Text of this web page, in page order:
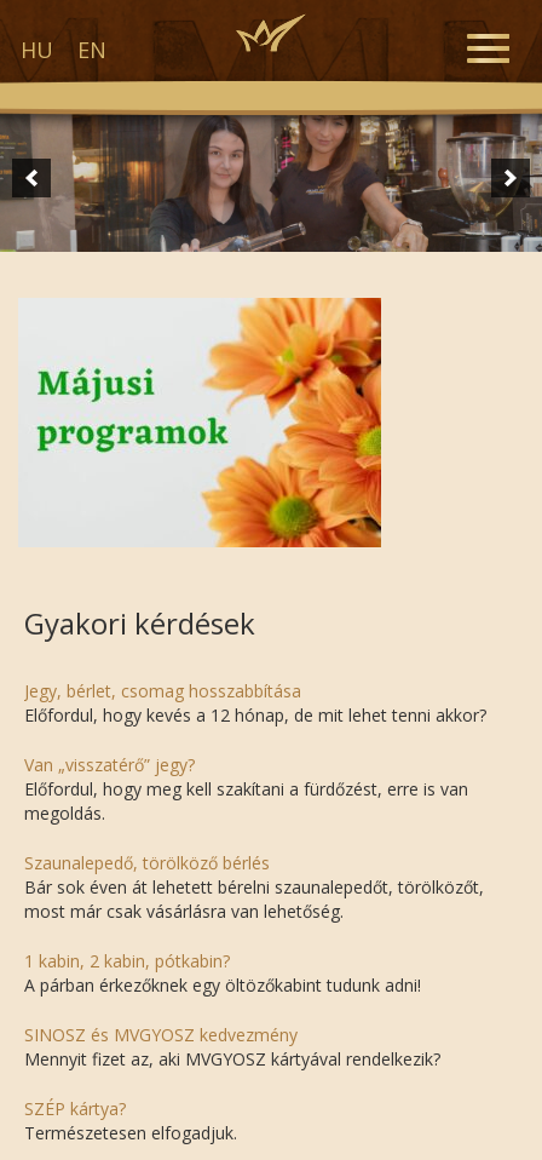
HU EN
Toggle
Gyakori kérdések
Jegy, bérlet, csomag hosszabbítása
Előfordul, hogy kevés a 12 hónap, de mit lehet tenni akkor?
Van „visszatérő” jegy?
Előfordul, hogy meg kell szakítani a fürdőzést, erre is van
megoldás.
Szaunalepedő, törölköző bérlés
Bár sok éven át lehetett bérelni szaunalepedőt, törölközőt,
most már csak vásárlásra van lehetőség.
1 kabin, 2 kabin, pótkabin?
A párban érkezőknek egy öltözőkabint tudunk adni!
SINOSZ és MVGYOSZ kedvezmény
Mennyit fizet az, aki MVGYOSZ kártyával rendelkezik?
SZÉP kártya?
Természetesen elfogadjuk.